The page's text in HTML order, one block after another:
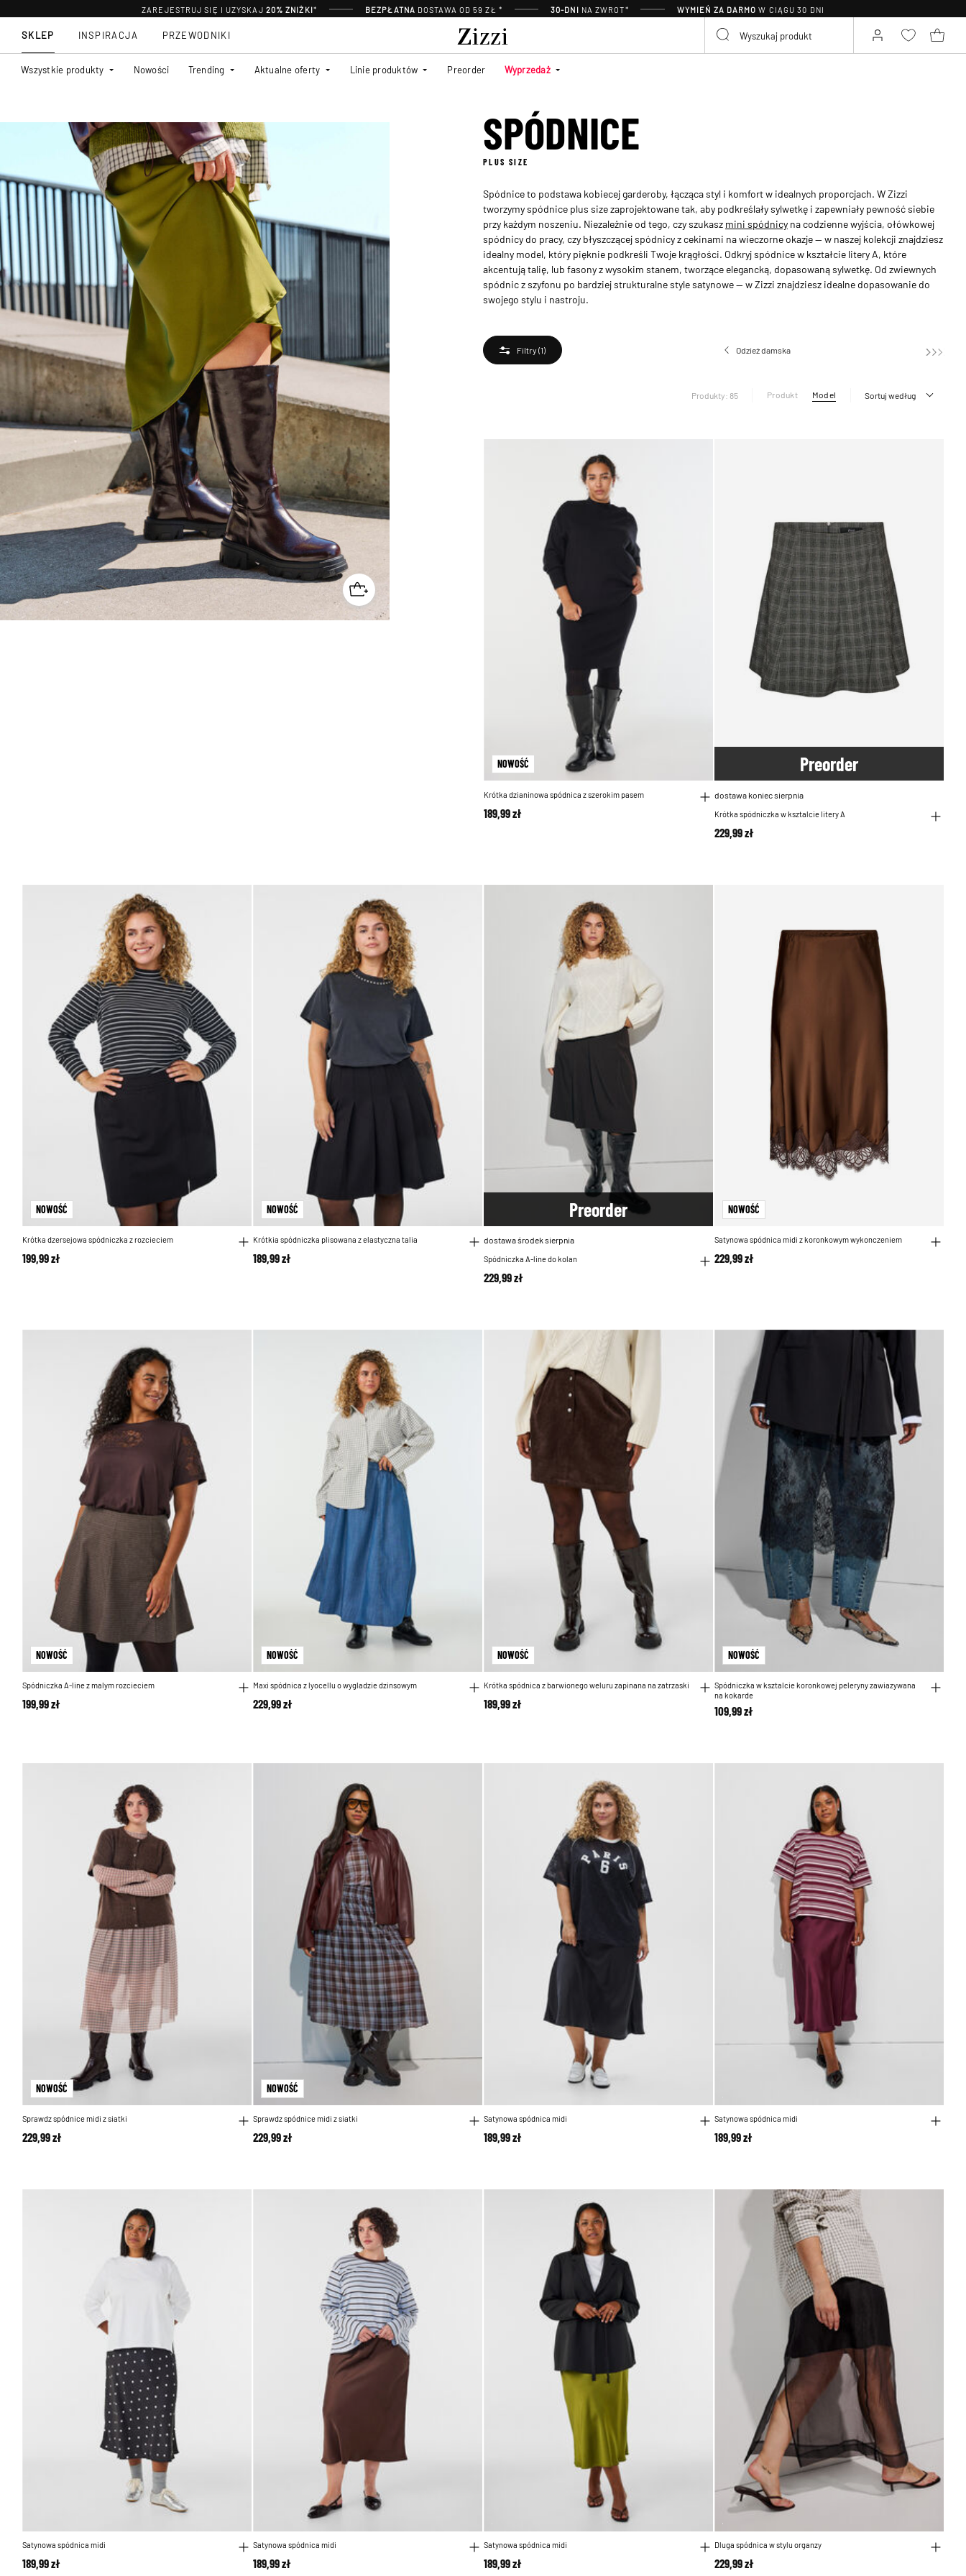
ZAREJESTRUJ SIĘ I UZYSKAJ 20% ZNIŻKI* BEZPŁATNA DOSTAWA OD 59 ZŁ * 30-DNI NA ZWROT* WYMIEŃ ZA DARMO W CIĄGU 30 DNI
SKLEP
Wszystkie produkty Nowości Trending Aktualne oferty Linie produktów Preorder Wyprzedaż
INSPIRACJA PRZEWODNIKI
SPÓDNICE
PLUS SIZE
Spódnice to podstawa kobiecej garderoby, łącząca styl i komfort w idealnych proporcjach. W Zizzi
tworzymy spódnice plus size zaprojektowane tak, aby podkreślały sylwetkę i zapewniały pewność siebie
przy każdym noszeniu. Niezależnie od tego, czy szukasz mini spódnicy na codzienne wyjścia, ołówkowej
spódnicy do pracy, czy błyszczącej spódnicy z cekinami na wieczorne okazje — w naszej kolekcji znajdziesz
idealny model, który pięknie podkreśli Twoje krągłości. Odkryj spódnice w kształcie litery A, które
akcentują talię, lub fasony z wysokim stanem, tworzące elegancką, dopasowaną sylwetkę. Od zwiewnych
spódnic z szyfonu po bardziej strukturalne style satynowe — w Zizzi znajdziesz idealne dopasowanie do
swojego stylu i nastroju.
Filtry (1) Odzież damska
Produkty: 85 Produkt Model Sortuj według
NOWOŚĆ
Krótka dzianinowa spódnica z szerokim pasem
189,99 zł
Preorder
dostawa koniec sierpnia
Krótka spódniczka w ksztalcie litery A
229,99 zł
NOWOŚĆ
Krótka dzersejowa spódniczka z rozcieciem
199,99 zł
NOWOŚĆ
Krótkia spódniczka plisowana z elastyczna talia
189,99 zł
Preorder
dostawa środek sierpnia
Spódniczka A-line do kolan
229,99 zł
NOWOŚĆ
Satynowa spódnica midi z koronkowym wykonczeniem
229,99 zł
NOWOŚĆ
Spódniczka A-line z malym rozcieciem
199,99 zł
NOWOŚĆ
Maxi spódnica z lyocellu o wygladzie dzinsowym
229,99 zł
NOWOŚĆ
Krótka spódnica z barwionego weluru zapinana na zatrzaski
189,99 zł
NOWOŚĆ
Spódniczka w ksztalcie koronkowej peleryny zawiazywana
na kokarde
109,99 zł
NOWOŚĆ
Sprawdz spódnice midi z siatki
229,99 zł
NOWOŚĆ
Sprawdz spódnice midi z siatki
229,99 zł
Satynowa spódnica midi
189,99 zł
Satynowa spódnica midi
189,99 zł
Satynowa spódnica midi
189,99 zł
Satynowa spódnica midi
189,99 zł
Satynowa spódnica midi
189,99 zł
Dluga spódnica w stylu organzy
229,99 zł